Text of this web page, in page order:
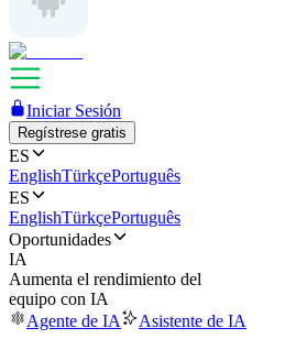
Iniciar Sesión
Regístrese gratis
ES
EnglishTürkçePortuguês
ES
EnglishTürkçePortuguês
Oportunidades
IA
Aumenta el rendimiento del
equipo con IA
Agente de IA
Asistente de IA